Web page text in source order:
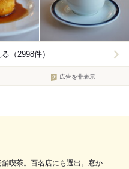
（2998件）
広告を非表示
喫茶。百名店にも選出。窓か